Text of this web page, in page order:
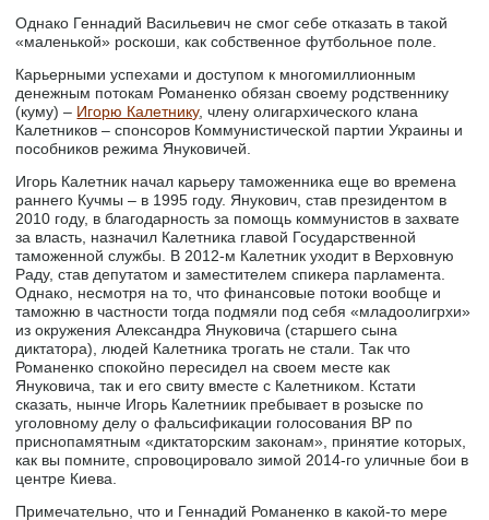
Однако Геннадий Васильевич не смог себе отказать в такой
«маленькой» роскоши, как собственное футбольное поле.
Карьерными успехами и доступом к многомиллионным
денежным потокам Романенко обязан своему родственнику
(куму) – Игорю Калетнику, члену олигархического клана
Калетников – спонсоров Коммунистической партии Украины и
пособников режима Януковичей.
Игорь Калетник начал карьеру таможенника еще во времена
раннего Кучмы – в 1995 году. Янукович, став президентом в
2010 году, в благодарность за помощь коммунистов в захвате
за власть, назначил Калетника главой Государственной
таможенной службы. В 2012-м Калетник уходит в Верховную
Раду, став депутатом и заместителем спикера парламента.
Однако, несмотря на то, что финансовые потоки вообще и
таможню в частности тогда подмяли под себя «младоолигрхи»
из окружения Александра Януковича (старшего сына
диктатора), людей Калетника трогать не стали. Так что
Романенко спокойно пересидел на своем месте как
Януковича, так и его свиту вместе с Калетником. Кстати
сказать, нынче Игорь Калетниик пребывает в розыске по
уголовному делу о фальсификации голосования ВР по
приснопамятным «диктаторским законам», принятие которых,
как вы помните, спровоцировало зимой 2014-го уличные бои в
центре Киева.
Примечательно, что и Геннадий Романенко в какой-то мере